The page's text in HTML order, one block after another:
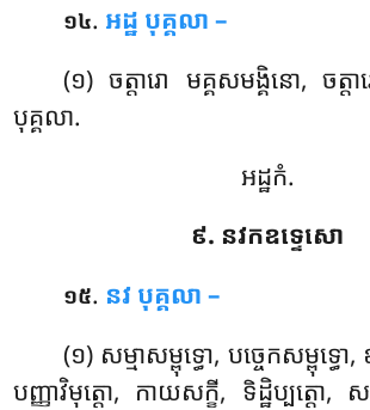
១៤. អដ្ឋ បុគ្គលា –
(១) ចត្តារោ មគ្គសមង្គិនោ, ចត្
បុគ្គលា.
អដ្ឋកំ.
៩. នវកឧទ្ទេសោ
១៥. នវ បុគ្គលា –
(១) សម្មាសម្ពុទ្ធោ, បច្ចេកសម្ពុទ្ធោ
បញ្ញាវិមុត្តោ, កាយសក្ខី, ទិដ្ឋិប្បត្តោ, សទ្